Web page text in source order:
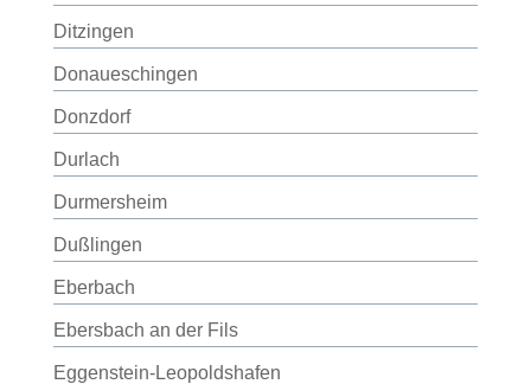
Ditzingen
Donaueschingen
Donzdorf
Durlach
Durmersheim
Dußlingen
Eberbach
Ebersbach an der Fils
Eggenstein-Leopoldshafen